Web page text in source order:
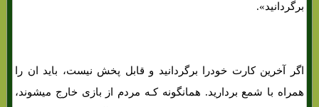
برگردانید».
اگر آخرین کارت خودرا برگردانید و قابل پخش نیست، باید ان را
همراه با شمع بردارید. همانگونه کـه مردم از بازی خارج میشوند،